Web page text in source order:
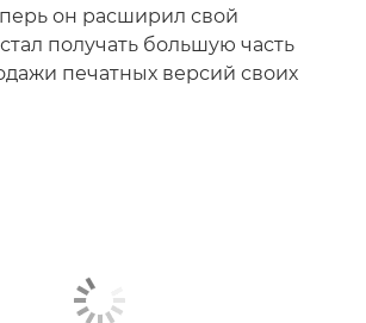
он расширил свой
получать большую часть
печатных версий своих